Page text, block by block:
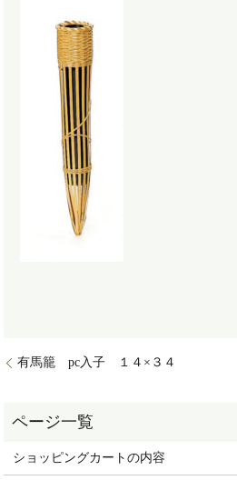
有馬籠 pc入子 １４×３４
ショッピングカートの内容